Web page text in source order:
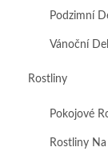
Podzimní
Vánoční
Rostliny
Pokojové
Rostliny